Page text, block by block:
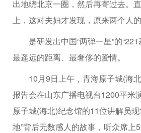
出地绕北京一圈，然后再寄过去。
上，这对夫妇才发现，原来两个人
是研发出中国“两弹一星”的“221
最遥远的距离、最奢侈的爱情。
10月9日上午，青海原子城(海
报告会在山东广播电视台1200平米
原子城(海北)纪念馆的11位讲解员
地”背后无数感人的故事，听众席上